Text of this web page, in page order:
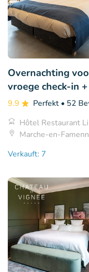
Overnachting
vroege check-in
9.9 Perfekt • 52
Hôtel Restaurant
Marche-en-
Verkauft: 7